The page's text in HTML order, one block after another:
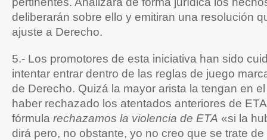
deliberarán sobre ello y emitiran una resolución
ajuste a Derecho.
5.- Los promotores de esta iniciativa han sido
intentar entrar dentro de las reglas de juego
de Derecho. Quizá la mayor arista la tengan en
haber rechazado los atentados anteriores de
fórmula rechazamos la violencia de ETA «si la
dirá pero, no obstante, yo no creo que se trate